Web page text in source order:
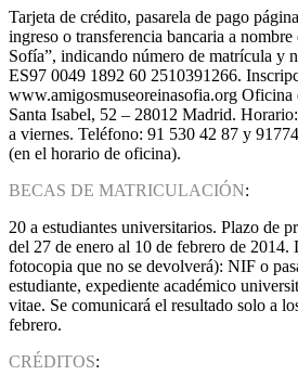
Tarjeta de crédito, pasarela de pago
ingreso o transferencia bancaria a
Sofía”, indicando número de matrícula y
ES97 0049 1892 60 2510391266.
www.amigosmuseoreinasofia.org
Santa Isabel, 52 – 28012 Madrid.
a viernes. Teléfono: 91 530 42 87 y
(en el horario de oficina).
BECAS DE MATRICULACIÓN:
20 a estudiantes universitarios. Plazo de
del 27 de enero al 10 de febrero de 2014.
fotocopia que no se devolverá): NIF o
estudiante, expediente académico
vitae. Se comunicará el resultado solo a
febrero.
CRÉDITOS: